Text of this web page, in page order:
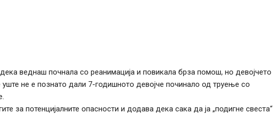
дека веднаш почнала со реанимација и повикала брза помош, но девојчето
не е познато дали 7-годишното девојче починало од труење со
за потенцијалните опасности и додава дека сака да ја „подигне свеста“